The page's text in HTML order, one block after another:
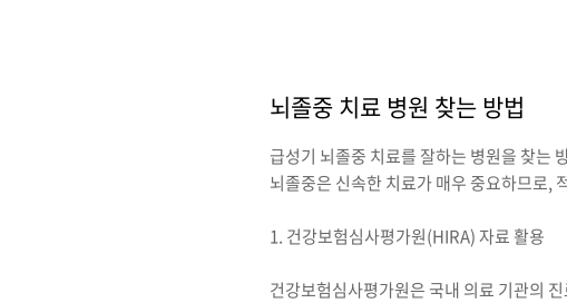
뇌졸중 치료 병원 찾는 방법
급성기 뇌졸중 치료를 잘하는 병원을 찾는
뇌졸중은 신속한 치료가 매우 중요하므로,
1. 건강보험심사평가원(HIRA) 자료 활용
건강보험심사평가원은 국내 의료 기관의